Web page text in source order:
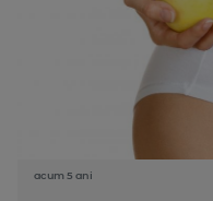
acum 5 ani